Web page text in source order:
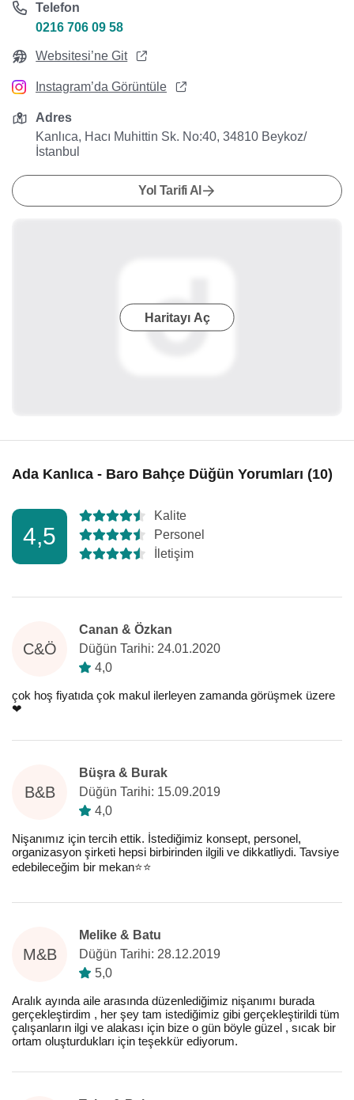
Telefon
0216 706 09 58
Websitesi’ne Git
Instagram’da Görüntüle
Adres
Kanlıca, Hacı Muhittin Sk. No:40, 34810 Beykoz/
İstanbul
Yol Tarifi Al
Haritayı Aç
Ada Kanlıca - Baro Bahçe Düğün Yorumları (10)
4,5
Kalite
Personel
İletişim
C&Ö
Canan & Özkan
Düğün Tarihi: 24.01.2020
4,0
çok hoş fiyatıda çok makul ilerleyen zamanda görüşmek üzere
❤️
B&B
Büşra & Burak
Düğün Tarihi: 15.09.2019
4,0
Nişanımız için tercih ettik. İstediğimiz konsept, personel,
organizasyon şirketi hepsi birbirinden ilgili ve dikkatliydi. Tavsiye
edebileceğim bir mekan⭐️⭐️
M&B
Melike & Batu
Düğün Tarihi: 28.12.2019
5,0
Aralık ayında aile arasında düzenlediğimiz nişanımı burada
gerçekleştirdim , her şey tam istediğimiz gibi gerçekleştirildi tüm
çalışanların ilgi ve alakası için bize o gün böyle güzel , sıcak bir
ortam oluşturdukları için teşekkür ediyorum.